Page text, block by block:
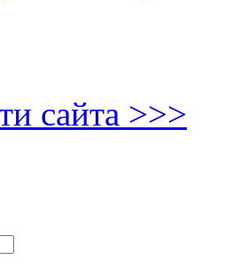
сайта >>>